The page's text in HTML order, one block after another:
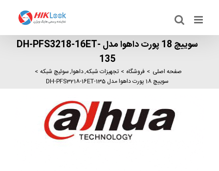
content
سوییچ 18 پورت داهوا مدل DH-PFS3218-16ET-
135
صفحه اصلی فروشگاه تجهیزات شبکه داهوا سوئیچ شبکه
سوییچ 18 پورت داهوا مدل DH-PFS3218-16ET-135